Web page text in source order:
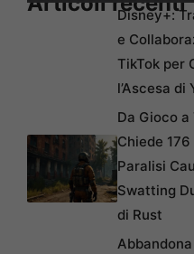
Disney+:
e
TikTok per
l’Ascesa di
Da Gioco a
Chiede
Paralisi
Swatting
di Rust